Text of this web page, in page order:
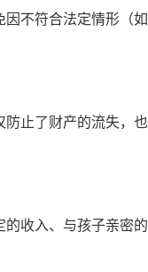
不符合法定情形（
止了财产的流失，
收入、与孩子亲密